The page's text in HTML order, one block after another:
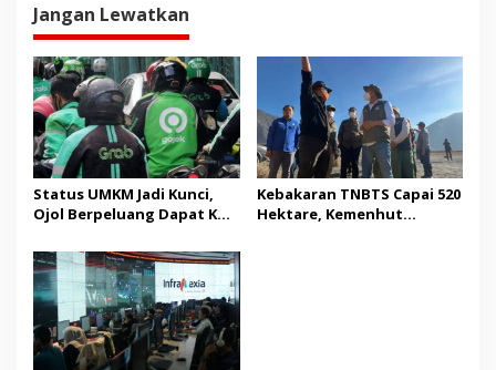
Jangan Lewatkan
Status UMKM Jadi Kunci,
Ojol Berpeluang Dapat KUR
Kebakaran TNBTS Capai 520
Hektare, Kemenhut